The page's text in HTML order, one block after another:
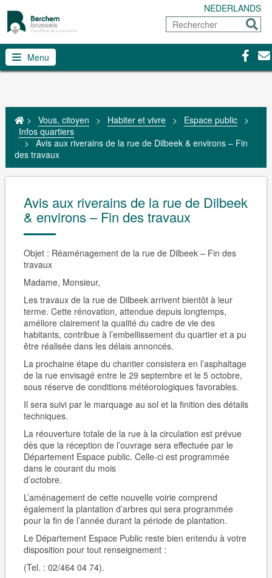
NEDERLANDS
Rechercher
Menu
> Vous, citoyen > Habiter et vivre > Espace public
>
Infos quartiers
> Avis aux riverains de la rue de Dilbeek & environs – Fin
des travaux
Avis aux riverains de la rue de Dilbeek
& environs – Fin des travaux
Objet : Réaménagement de la rue de Dilbeek – Fin des
travaux
Madame, Monsieur,
Les travaux de la rue de Dilbeek arrivent bientôt à leur
terme. Cette rénovation, attendue depuis longtemps,
améliore clairement la qualité du cadre de vie des
habitants, contribue à l’embellissement du quartier et a pu
être réalisée dans les délais annoncés.
La prochaine étape du chantier consistera en l’asphaltage
de la rue envisagé entre le 29 septembre et le 5 octobre,
sous réserve de conditions météorologiques favorables.
Il sera suivi par le marquage au sol et la finition des détails
techniques.
La réouverture totale de la rue à la circulation est prévue
dès que la réception de l’ouvrage sera effectuée par le
Département Espace public. Celle-ci est programmée
dans le courant du mois
d’octobre.
L’aménagement de cette nouvelle voirie comprend
également la plantation d’arbres qui sera programmée
pour la fin de l’année durant la période de plantation.
Le Département Espace Public reste bien entendu à votre
disposition pour tout renseignement :
(Tel. : 02/464 04 74).